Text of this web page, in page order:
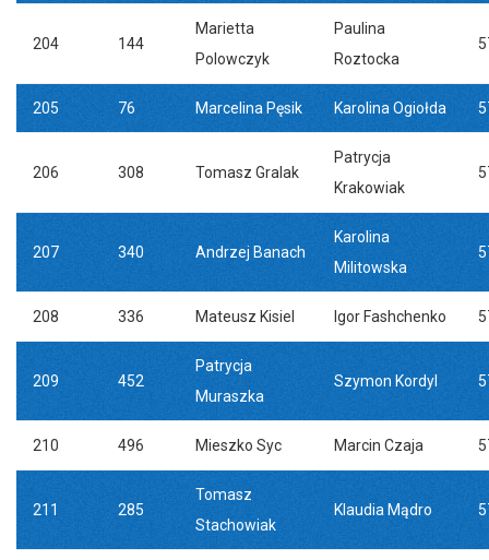
204 144
Marietta
Polowczyk
Paulina
Roztocka
205 76 Marcelina Pęsik Karolina Ogiołda
206 308 Tomasz Gralak
Patrycja
Krakowiak
207 340 Andrzej Banach
Karolina
Militowska
208 336 Mateusz Kisiel Igor Fashchenko
209 452
Patrycja
Muraszka
Szymon Kordyl
210 496 Mieszko Syc Marcin Czaja
211 285
Tomasz
Stachowiak
Klaudia Mądro